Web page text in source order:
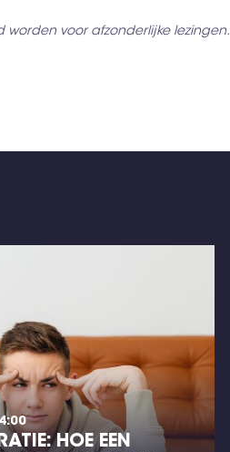
worden voor afzonderlijke lezingen.
HOE EEN